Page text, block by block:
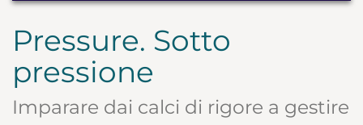
Pressure. Sotto
pressione
Imparare dai calci di rigore a gestire